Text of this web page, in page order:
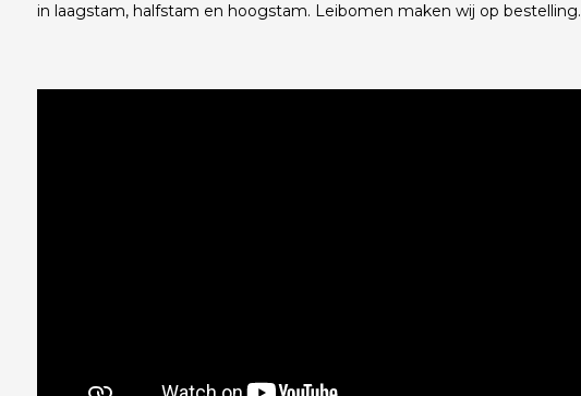
in laagstam, halfstam en hoogstam. Leibomen maken wij op bestelling.